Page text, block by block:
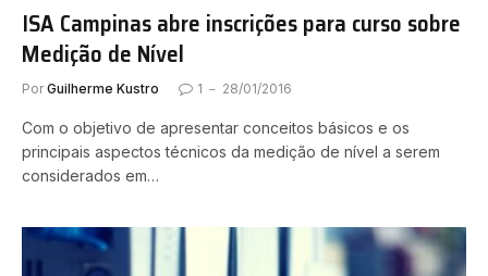
ISA Campinas abre inscrições para curso sobre
Medição de Nível
Por Guilherme Kustro 1 28/01/2016
Com o objetivo de apresentar conceitos básicos e os
principais aspectos técnicos da medição de nível a serem
considerados em…